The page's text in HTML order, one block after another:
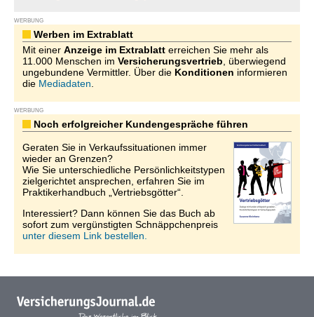
WERBUNG
Werben im Extrablatt
Mit einer Anzeige im Extrablatt erreichen Sie mehr als
11.000 Menschen im Versicherungsvertrieb , überwiegend
ungebundene Vermittler. Über die Konditionen informieren
die Mediadaten
WERBUNG
Noch erfolgreicher Kundengespräche führen
Geraten Sie in Verkaufssituationen immer
wieder an Grenzen?
Wie Sie unterschiedliche Persönlichkeitstypen
zielgerichtet ansprechen, erfahren Sie im
Praktikerhandbuch „Vertriebsgötter“.
Interessiert? Dann können Sie das Buch ab
sofort zum vergünstigten Schnäppchenpreis
unter diesem Link bestellen.